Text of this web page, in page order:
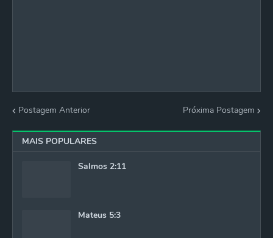
Postagem Anterior Próxima Postagem
MAIS POPULARES
Salmos 2:11
Mateus 5:3